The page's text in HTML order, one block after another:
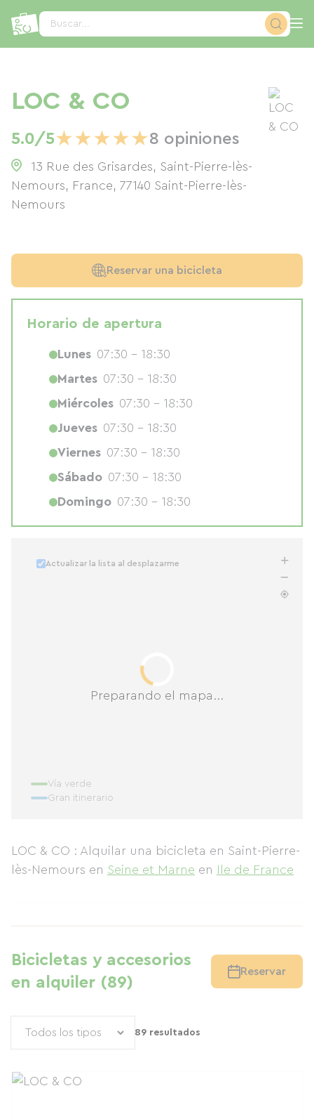
Buscar...
LOC & CO
5.0/5★★★★★8 opiniones
13 Rue des Grisardes, Saint-Pierre-lès-
Nemours, France, 77140 Saint-Pierre-lès-
Nemours
Preparando el mapa...
Actualizar la lista al desplazarme
Vía verde
Gran itinerario
LOC & CO : Alquilar una bicicleta en Saint-Pierre-
lès-Nemours en Seine et Marne en Ile de France
Bicicletas y accesorios
en alquiler (89)
Reservar
89 resultados
Reservar una bicicleta
Horario de apertura
Lunes 07:30 - 18:30
Martes 07:30 - 18:30
Miércoles 07:30 - 18:30
Jueves 07:30 - 18:30
Viernes 07:30 - 18:30
Sábado 07:30 - 18:30
Domingo 07:30 - 18:30
Panel de gestión de cookies